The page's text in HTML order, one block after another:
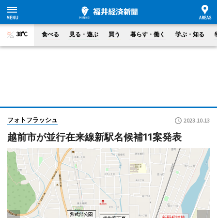
38°C 食べる 見る・遊ぶ 買う 暮らす・働く 学ぶ・知る
フォトフラッシュ 2023.10.13
越前市が並行在来線新駅名候補11案発表